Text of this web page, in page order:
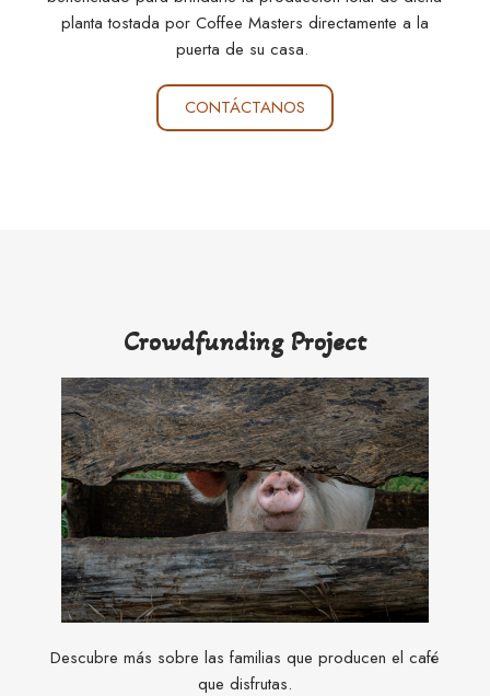
planta tostada por Coffee Masters directamente a la
puerta de su casa.
CONTÁCTANOS
Crowdfunding Project
Descubre más sobre las familias que producen el café
que disfrutas.